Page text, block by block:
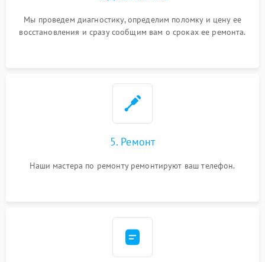
Мы проведем диагностику, определим поломку и цену ее
восстановления и сразу сообщим вам о сроках ее ремонта.
5. Ремонт
Наши мастера по ремонту ремонтируют ваш телефон.